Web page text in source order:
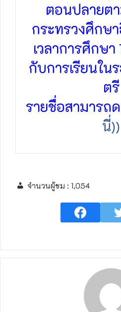
ตอนปลายต
กระทรวงศึกษ
เวลาการศึกษ
กับการเรียนใ
ตรี
รายชื่อสามารถ
นี่))
จำนวนผู้ชม : 1,054